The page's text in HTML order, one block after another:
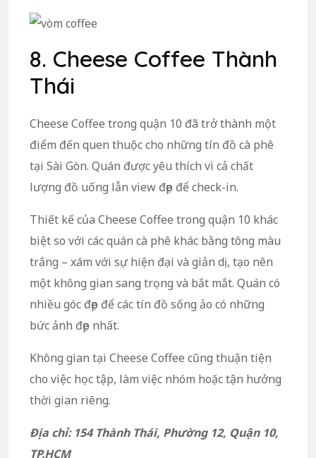
8. Cheese Coffee Thành
Thái
Cheese Coffee trong quận 10 đã trở thành một
điểm đến quen thuộc cho những tín đồ cà phê
tại Sài Gòn. Quán được yêu thích vì cả chất
lượng đồ uống lẫn view đẹp để check-in.
Thiết kế của Cheese Coffee trong quận 10 khác
biệt so với các quán cà phê khác bằng tông màu
trắng – xám với sự hiện đại và giản dị, tạo nên
một không gian sang trọng và bắt mắt. Quán có
nhiều góc đẹp để các tín đồ sống ảo có những
bức ảnh đẹp nhất.
Không gian tại Cheese Coffee cũng thuận tiện
cho việc học tập, làm việc nhóm hoặc tận hưởng
thời gian riêng.
Địa chỉ: 154 Thành Thái, Phường 12, Quận 10,
TP.HCM